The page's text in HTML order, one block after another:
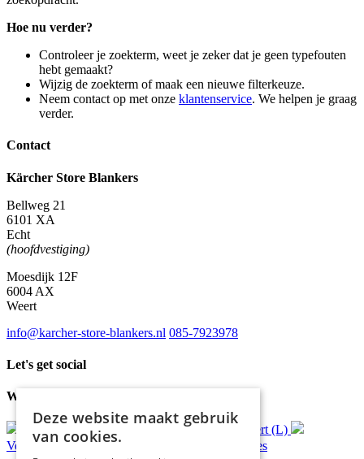
Hoe nu verder?
Controleer je zoekterm, weet je zeker dat je geen typefouten
hebt gemaakt?
Wijzig de zoekterm of maak een nieuwe filterkeuze.
Neem contact op met onze klantenservice. We helpen je graag
verder.
Contact
Kärcher Store Blankers
Bellweg 21
6101 XA
Echt
(hoofdvestiging)
Moesdijk 12F
6004 AX
Weert
info@karcher-store-blankers.nl 085-7923978
Let's get social
Waar wij voor staan
bezorging*
Ophalen in Echt of Weert (L)
Verzonden binnen 48 uur* advies
Deze website maakt gebruik
van cookies.